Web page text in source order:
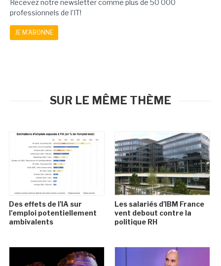
Recevez notre newsletter comme plus de 50 000
professionnels de l'IT!
JE M'ABONNE
SUR LE MÊME THÈME
Des effets de l'IA sur
l'emploi potentiellement
ambivalents
Les salariés d'IBM France
vent debout contre la
politique RH